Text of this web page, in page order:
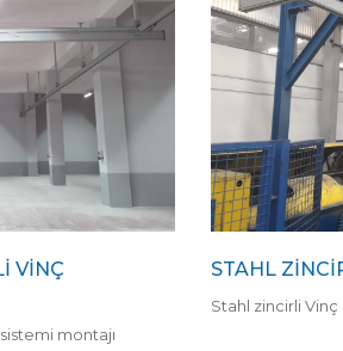
VİNÇ
montajı
STAHL
Stahl zincirli Vinç